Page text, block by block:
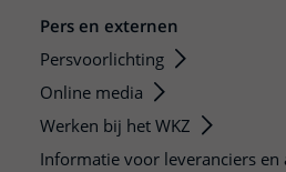
Pers en externen
Persvoorlichting
Online media
Werken bij het WKZ
Informatie voor leveranciers en